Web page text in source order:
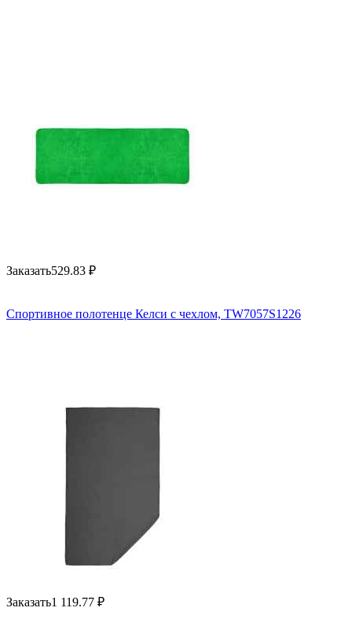
Заказать529.83 ₽
Спортивное полотенце Келси с чехлом, TW7057S1226
Заказать1 119.77 ₽